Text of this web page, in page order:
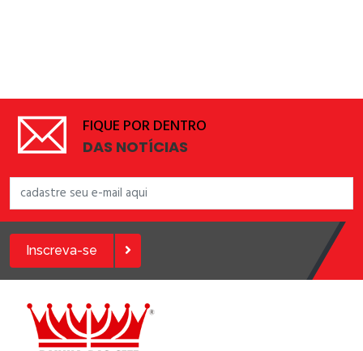
FIQUE POR DENTRO
DAS NOTÍCIAS
Inscreva-se